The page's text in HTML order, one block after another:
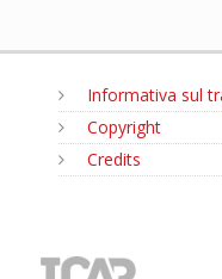
Informativa sul
Copyright
Credits